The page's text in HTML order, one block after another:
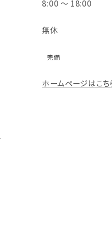
8:00 ～ 18:00
無休
完備
ホームページはこち